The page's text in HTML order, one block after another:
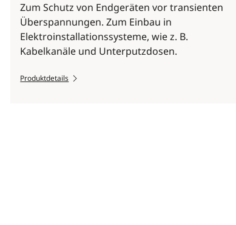
Zum Schutz von Endgeräten vor transienten
Überspannungen. Zum Einbau in
Elektroinstallationssysteme, wie z. B.
Kabelkanäle und Unterputzdosen.
Produktdetails